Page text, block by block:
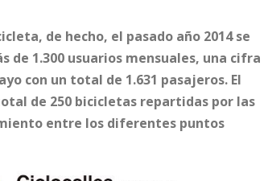
de hecho, el pasado año 2014 se
de 1.300 usuarios mensuales, una cifra
con un total de 1.631 pasajeros. El
de 250 bicicletas repartidas por las
entre los diferentes puntos